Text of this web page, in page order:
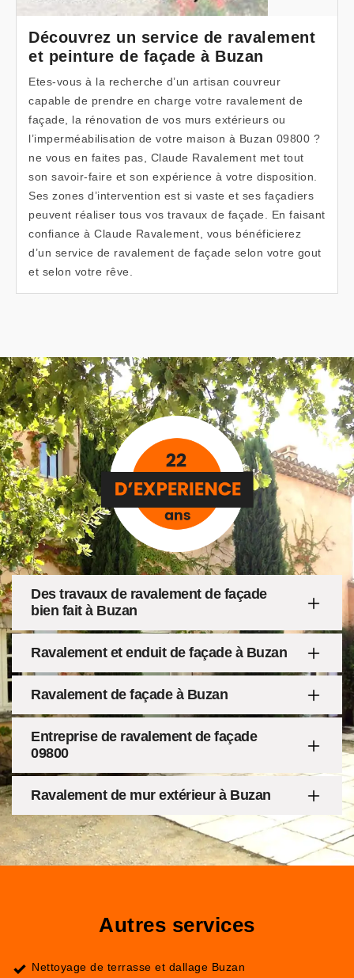
Découvrez un service de ravalement
et peinture de façade à Buzan
Etes-vous à la recherche d’un artisan couvreur
capable de prendre en charge votre ravalement de
façade, la rénovation de vos murs extérieurs ou
l’imperméabilisation de votre maison à Buzan 09800 ?
ne vous en faites pas, Claude Ravalement met tout
son savoir-faire et son expérience à votre disposition.
Ses zones d’intervention est si vaste et ses façadiers
peuvent réaliser tous vos travaux de façade. En faisant
confiance à Claude Ravalement, vous bénéficierez
d’un service de ravalement de façade selon votre gout
et selon votre rêve.
Des travaux de ravalement de façade
bien fait à Buzan
Ravalement et enduit de façade à Buzan
Ravalement de façade à Buzan
Entreprise de ravalement de façade
09800
Ravalement de mur extérieur à Buzan
Autres services
Nettoyage de terrasse et dallage Buzan